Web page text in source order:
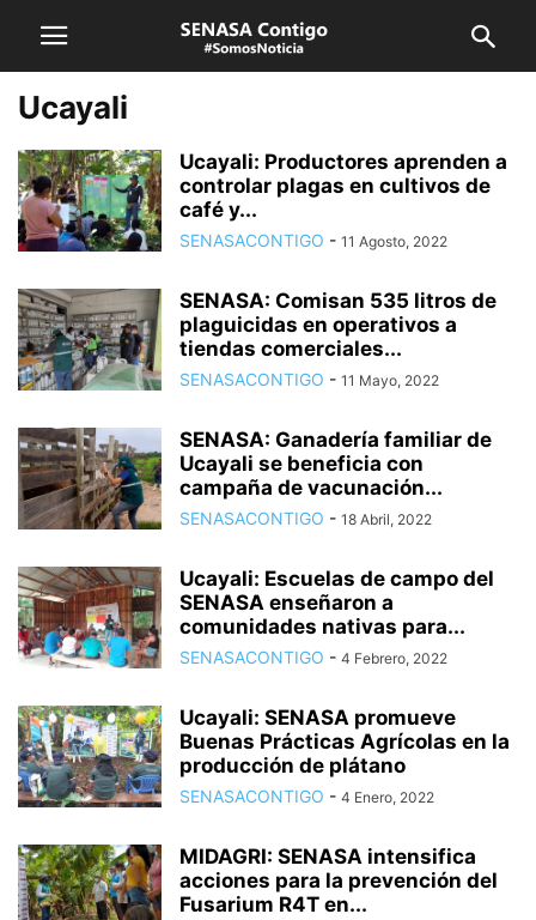
Ucayali
Ucayali: Productores aprenden a
controlar plagas en cultivos de
café y...
SENASACONTIGO - 11 Agosto, 2022
SENASA: Comisan 535 litros de
plaguicidas en operativos a
tiendas comerciales...
SENASACONTIGO - 11 Mayo, 2022
SENASA: Ganadería familiar de
Ucayali se beneficia con
campaña de vacunación...
SENASACONTIGO - 18 Abril, 2022
Ucayali: Escuelas de campo del
SENASA enseñaron a
comunidades nativas para...
SENASACONTIGO - 4 Febrero, 2022
Ucayali: SENASA promueve
Buenas Prácticas Agrícolas en la
producción de plátano
SENASACONTIGO - 4 Enero, 2022
MIDAGRI: SENASA intensifica
acciones para la prevención del
Fusarium R4T en...